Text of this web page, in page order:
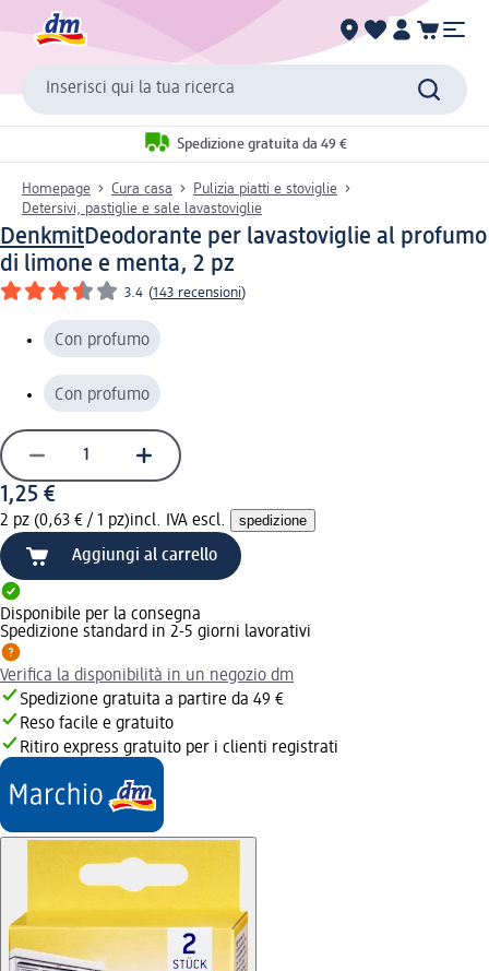
Inserisci qui la tua ricerca
Spedizione gratuita da 49 €
Homepage Cura casa
Pulizia piatti e stoviglie
Detersivi, pastiglie e sale lavastoviglie
DenkmitDeodorante per lavastoviglie al profumo
di limone e menta, 2 pz
3.4 (143 recensioni)
Con profumo
Con profumo
1,25 €
2 pz (0,63 € / 1 pz)incl. IVA escl. spedizione
Aggiungi al carrello
Disponibile per la consegna
Spedizione standard in 2-5 giorni lavorativi
Verifica la disponibilità in un negozio dm
Spedizione gratuita a partire da 49 €
Reso facile e gratuito
Ritiro express gratuito per i clienti registrati